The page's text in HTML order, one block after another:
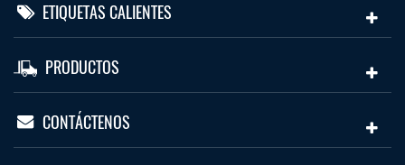
ETIQUETAS CALIENTES
PRODUCTOS
CONTÁCTENOS